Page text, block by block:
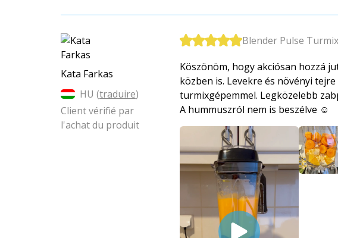
Kata Farkas
HU (traduire)
Client vérifié par
l'achat du produit
Blender Pulse
Köszönöm, hogy akciósan hozzá
közben is. Levekre és növényi
turmixgépemmel. Legközelebb
A hummuszról nem is beszélve ☺️